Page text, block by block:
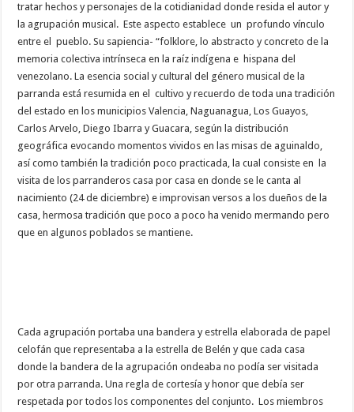
tratar hechos y personajes de la cotidianidad donde resida el autor y
la agrupación musical. Este aspecto establece un profundo vínculo
entre el pueblo. Su sapiencia- “folklore, lo abstracto y concreto de la
memoria colectiva intrínseca en la raíz indígena e hispana del
venezolano. La esencia social y cultural del género musical de la
parranda está resumida en el cultivo y recuerdo de toda una tradición
del estado en los municipios Valencia, Naguanagua, Los Guayos,
Carlos Arvelo, Diego Ibarra y Guacara, según la distribución
geográfica evocando momentos vividos en las misas de aguinaldo,
así como también la tradición poco practicada, la cual consiste en la
visita de los parranderos casa por casa en donde se le canta al
nacimiento (24 de diciembre) e improvisan versos a los dueños de la
casa, hermosa tradición que poco a poco ha venido mermando pero
que en algunos poblados se mantiene.
Cada agrupación portaba una bandera y estrella elaborada de papel
celofán que representaba a la estrella de Belén y que cada casa
donde la bandera de la agrupación ondeaba no podía ser visitada
por otra parranda. Una regla de cortesía y honor que debía ser
respetada por todos los componentes del conjunto. Los miembros